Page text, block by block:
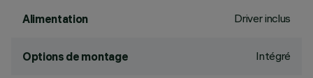
Alimentation Driver inclus
Options de montage Intégré